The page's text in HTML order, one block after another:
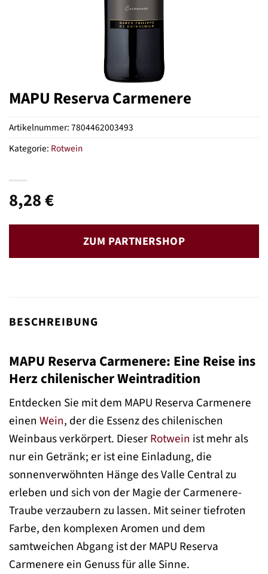
MAPU Reserva Carmenere
8,28€
ZUM PARTNERSHOP
Artikelnummer:7804462003493
Kategorie: Rotwein
BESCHREIBUNG
MAPU Reserva Carmenere: Eine Reise ins
Herz chilenischer Weintradition
Entdecken Sie mit dem MAPU Reserva Carmenere
einen Wein, der die Essenz des chilenischen
Weinbaus verkörpert. DieserRotwein ist mehr als
nur ein Getränk; er ist eine Einladung, die
sonnenverwöhnten Hänge des Valle Central zu
erleben und sich von der Magie der Carmenere-
Traube verzaubern zu lassen. Mit seiner tiefroten
Farbe, den komplexen Aromen und dem
samtweichen Abgang ist der MAPU Reserva
Carmenere ein Genuss für alle Sinne.